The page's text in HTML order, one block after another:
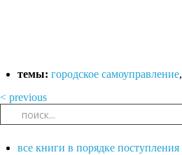
темы: городское самоуправление,
< previous
все книги в порядке поступления